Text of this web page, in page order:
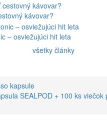
kávovar?
– osviežujúci hit leta
všetky články
kapsule
SEALPOD + 100 ks viečok